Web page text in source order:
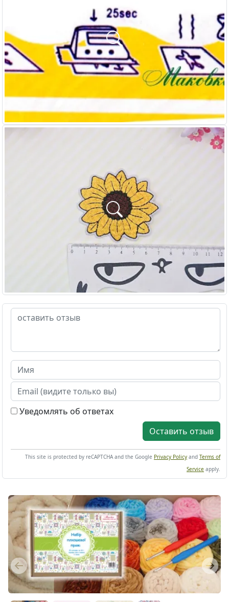
Уведомлять об ответах
Оставить отзыв
This site is protected by reCAPTCHA and the Google Privacy Policy and Terms of
Service apply.
Previous Next